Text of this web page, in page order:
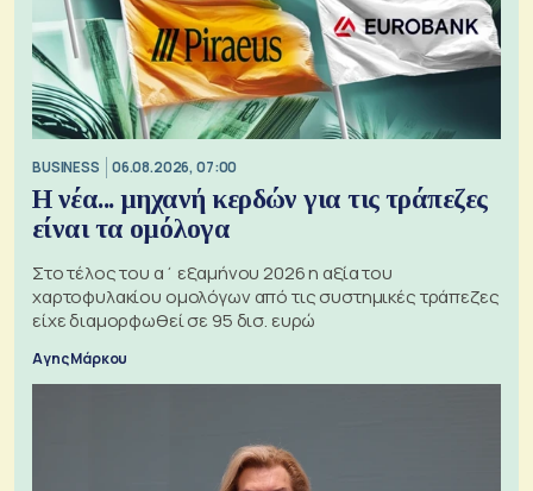
BUSINESS 06.08.2026, 07:00
Η νέα... μηχανή κερδών για τις τράπεζες
είναι τα ομόλογα
Στο τέλος του α΄ εξαμήνου 2026 η αξία του
χαρτοφυλακίου ομολόγων από τις συστημικές τράπεζες
είχε διαμορφωθεί σε 95 δισ. ευρώ
Αγης Μάρκου